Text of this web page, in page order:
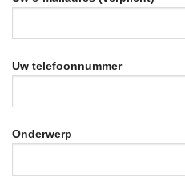
Uw telefoonnummer
Onderwerp